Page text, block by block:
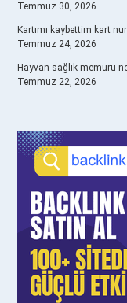
Temmuz 30, 2026
Kartımı kaybettim kart
Temmuz 24, 2026
Hayvan sağlık memuru
Temmuz 22, 2026